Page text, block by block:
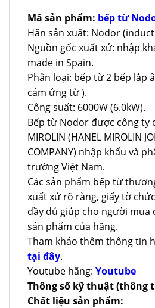
Mã sản phẩm: bếp từ
Hãn sản xuất: Nodor
Nguồn gốc xuất xứ: nhập
made in Spain.
Phân loại: bếp từ 2 bếp lắp
cảm ứng từ ).
Công suất: 6000W (6.0kW).
Bếp từ Nodor được công ty
MIROLIN (HANEL MIROLIN
COMPANY) nhập khẩu và
trường Việt Nam.
Các sản phẩm bếp từ
xuất xứ rõ ràng, giấy tờ
đầy đủ giúp cho người mua
sản phẩm của hãng.
Tham khảo thêm thông tin
tại đây.
Youtube hãng: Youtube
Thông số kỹ thuật (thông
Chất liệu sản phẩm: